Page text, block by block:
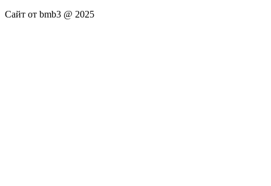
Сайт от bmb3 @ 2025